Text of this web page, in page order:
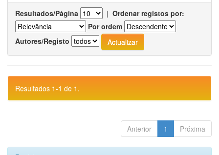
Resultados/Página | Ordenar registos por:
Por ordem
Autores/Registo
Resultados 1-1 de 1.
Anterior 1 Próxima